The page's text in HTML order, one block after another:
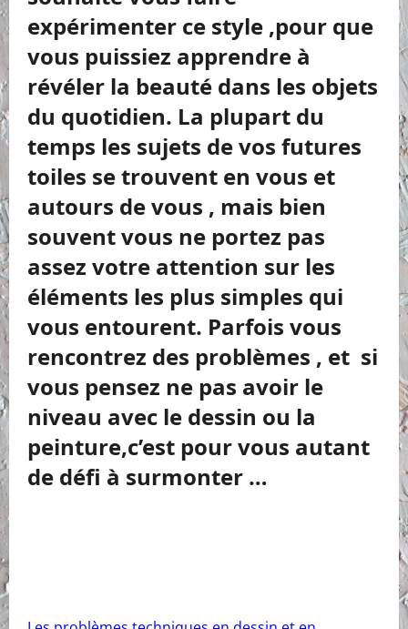
expérimenter ce style ,pour que
vous puissiez apprendre à
révéler la beauté dans les objets
du quotidien. La plupart du
temps les sujets de vos futures
toiles se trouvent en vous et
autours de vous , mais bien
souvent vous ne portez pas
assez votre attention sur les
éléments les plus simples qui
vous entourent. Parfois vous
rencontrez des problèmes , et si
vous pensez ne pas avoir le
niveau avec le dessin ou la
peinture,c’est pour vous autant
de défi à surmonter …